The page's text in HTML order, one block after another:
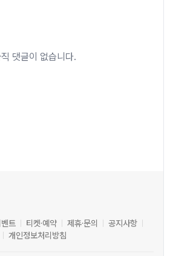
댓글이 없습니다.
트 티켓·예약 제휴·문의
공지사항
개인정보처리방침